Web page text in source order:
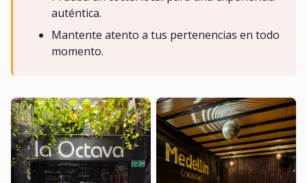
auténtica.
Mantente atento a tus pertenencias en todo
momento.